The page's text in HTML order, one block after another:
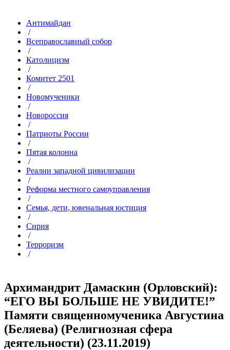
Антимайдан
/
Всеправославный собор
/
Католицизм
/
Комитет 2501
/
Новомученики
/
Новороссия
/
Патриоты России
/
Пятая колонна
/
Реалии западной цивилизации
/
Реформа местного самоуправления
/
Семья, дети, ювенальная юстиция
/
Сирия
/
Терроризм
/
Архимандрит Дамаскин (Орловский):
“ЕГО ВЫ БОЛЬШЕ НЕ УВИДИТЕ!”
Памяти священномученика Августина
(Беляева) (Религиозная сфера
деятельности) (23.11.2019)